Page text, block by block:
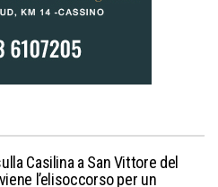
Casilina a San Vittore del
l’elisoccorso per un